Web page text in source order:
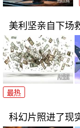
美利坚亲自下场
最热
科幻片照进了现